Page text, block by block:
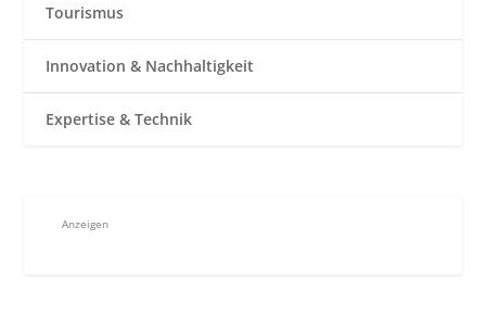
Tourismus
Innovation & Nachhaltigkeit
Expertise & Technik
Anzeigen